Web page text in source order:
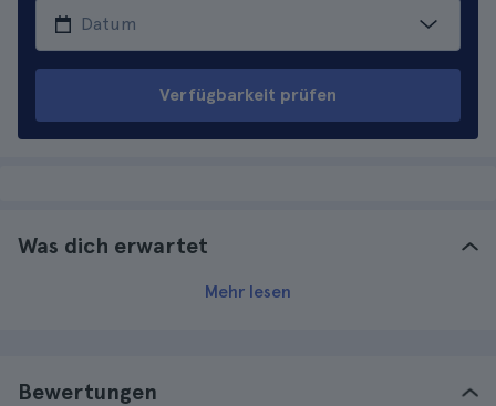
Verfügbarkeit prüfen
Was dich erwartet
Mehr lesen
Bewertungen